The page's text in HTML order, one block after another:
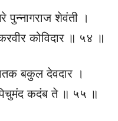
पुन्नागराज शेवंती ।
कोविदार ॥ ५४ ॥
बकुल देवदार ।
कदंब ते ॥ ५५ ॥